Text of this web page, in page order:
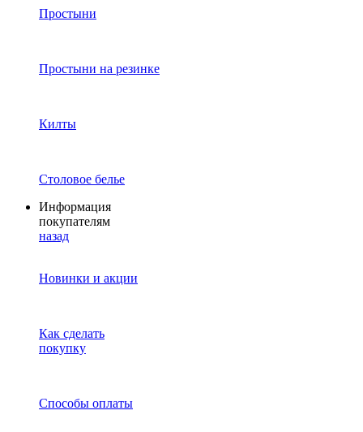
Простыни
Простыни на резинке
Килты
Столовое белье
Информация
покупателям
назад
Новинки и акции
Как сделать
покупку
Способы оплаты